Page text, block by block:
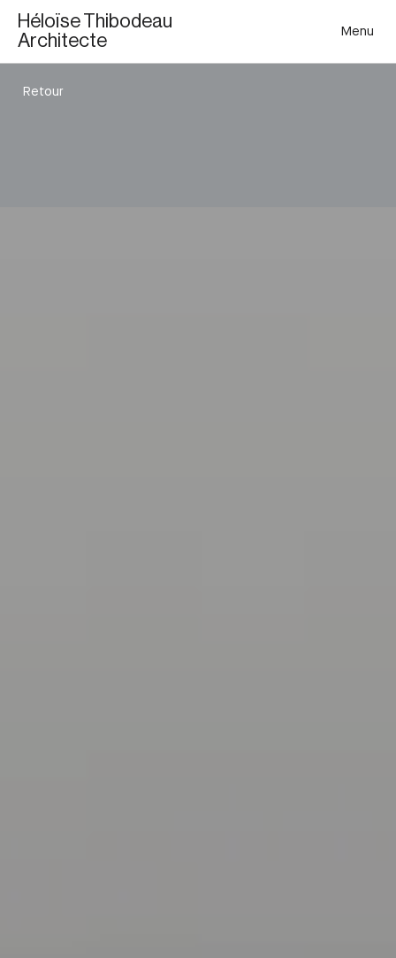
Héloïse Thibodeau
Architecte
Menu
Retour